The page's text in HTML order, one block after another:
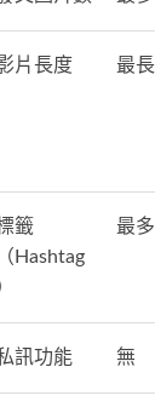
片長度 最
籤
（Hashtag
最
訊功能 無